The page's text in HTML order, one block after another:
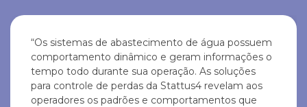
“Os sistemas de abastecimento de água possuem
comportamento dinâmico e geram informações o
tempo todo durante sua operação. As soluções
para controle de perdas da Stattus4 revelam aos
operadores os padrões e comportamentos que